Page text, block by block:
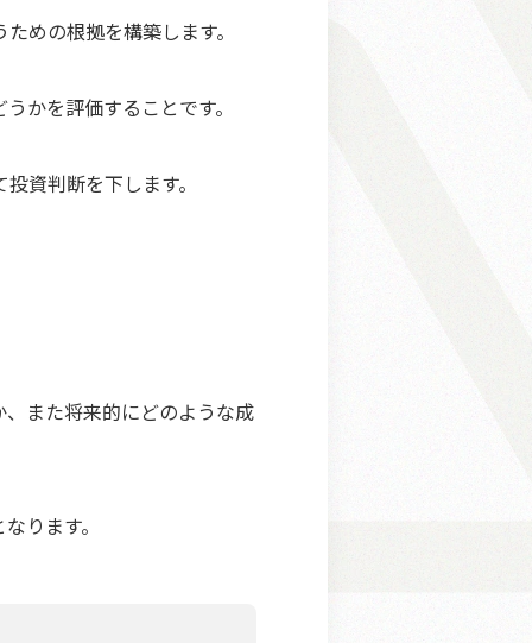
めの根拠を構築します。
かを評価することです。
資判断を下します。
また将来的にどのような成
ります。